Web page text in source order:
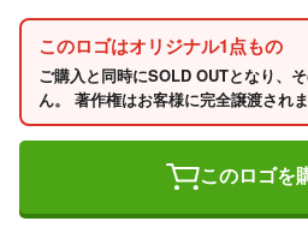
このロゴはオリジナル1点もの
ご購入と同時にSOLD OUTとなり、
ん。 著作権はお客様に完全譲渡されま
このロゴを